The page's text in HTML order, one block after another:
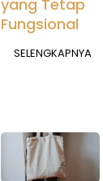
yang Tetap
Fungsional
SELENGKAPNYA